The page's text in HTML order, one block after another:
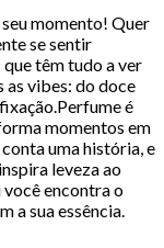
momento! Quer
se sentir
têm tudo a ver
as vibes: do doce
é
momentos em
uma história, e
leveza ao
você encontra o
a sua essência.